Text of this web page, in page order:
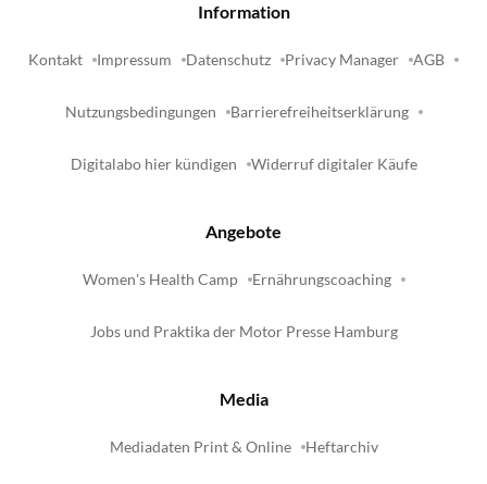
Information
Kontakt Impressum Datenschutz Privacy Manager AGB
Nutzungsbedingungen Barrierefreiheitserklärung
Digitalabo hier kündigen Widerruf digitaler Käufe
Angebote
Women's Health Camp Ernährungscoaching
Jobs und Praktika der Motor Presse Hamburg
Media
Mediadaten Print & Online Heftarchiv